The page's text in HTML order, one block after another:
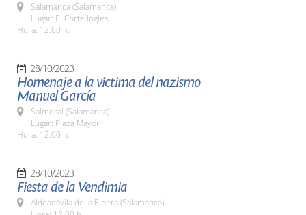
Salamanca (Salamanca)
Lugar: El Corte Ingles
Hora: 12:00 h.
28/10/2023
Homenaje a la víctima del nazismo
Manuel García
Salmoral (Salamanca)
Lugar: Plaza Mayor
Hora: 12:00 h.
28/10/2023
Fiesta de la Vendimia
Aldeadávila de la Ribera (Salamanca)